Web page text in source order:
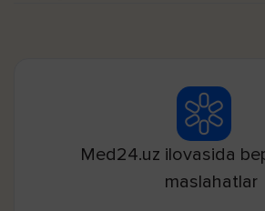
Med24.uz ilovasida
maslahatlar